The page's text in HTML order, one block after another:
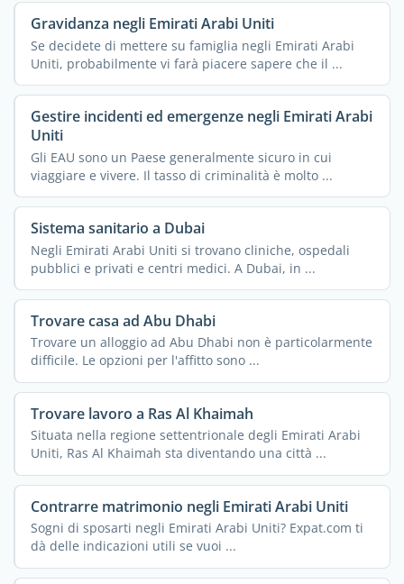
Gravidanza negli Emirati Arabi Uniti
Se decidete di mettere su famiglia negli Emirati Arabi
Uniti, probabilmente vi farà piacere sapere che il ...
Gestire incidenti ed emergenze negli Emirati Arabi
Uniti
Gli EAU sono un Paese generalmente sicuro in cui
viaggiare e vivere. Il tasso di criminalità è molto ...
Sistema sanitario a Dubai
Negli Emirati Arabi Uniti si trovano cliniche, ospedali
pubblici e privati e centri medici. A Dubai, in ...
Trovare casa ad Abu Dhabi
Trovare un alloggio ad Abu Dhabi non è particolarmente
difficile. Le opzioni per l'affitto sono ...
Trovare lavoro a Ras Al Khaimah
Situata nella regione settentrionale degli Emirati Arabi
Uniti, Ras Al Khaimah sta diventando una città ...
Contrarre matrimonio negli Emirati Arabi Uniti
Sogni di sposarti negli Emirati Arabi Uniti? Expat.com ti
dà delle indicazioni utili se vuoi ...